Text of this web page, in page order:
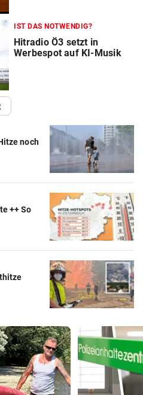
IST DAS NOTWENDIG?
Hitradio Ö3 setzt in
Werbespot auf KI-Musik
noch
++ So